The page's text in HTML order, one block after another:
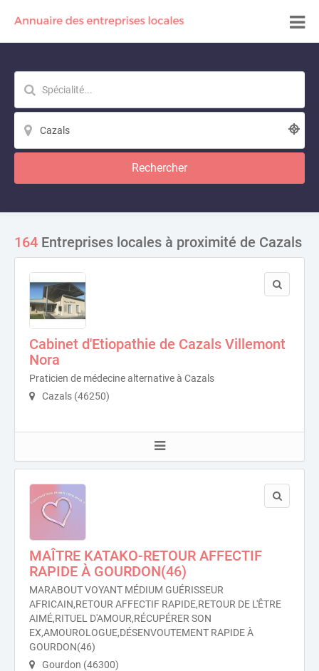
Rechercher
164 Entreprises locales à proximité de Cazals
Cabinet d'Etiopathie de Cazals Villemont
Nora
Praticien de médecine alternative à Cazals
Cazals (46250)
MAÎTRE KATAKO-RETOUR AFFECTIF
RAPIDE À GOURDON(46)
MARABOUT VOYANT MÉDIUM GUÉRISSEUR
AFRICAIN,RETOUR AFFECTIF RAPIDE,RETOUR DE L'ÊTRE
AIMÉ,RITUEL D'AMOUR,RÉCUPÉRER SON
EX,AMOUROLOGUE,DÉSENVOUTEMENT RAPIDE À
GOURDON(46)
Gourdon (46300)